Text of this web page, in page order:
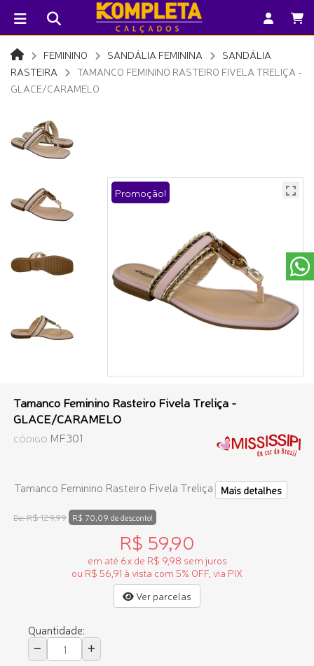
FEMININO SANDÁLIA FEMININA
SANDÁLIA
RASTEIRA
TAMANCO FEMININO RASTEIRO FIVELA TRELIÇA -
GLACE/CARAMELO
Promoção!
Tamanco Feminino Rasteiro Fivela Treliça -
GLACE/CARAMELO
CÓDIGO MF301
Tamanco Feminino Rasteiro Fivela Treliça Mais detalhes
De:R$ 129,99 R$ 70,09 de desconto!
R$ 59,90
em até 6x de R$ 9,98 sem juros
ou R$ 56,91 à vista com 5% OFF, via PIX
Ver parcelas
Quantidade: